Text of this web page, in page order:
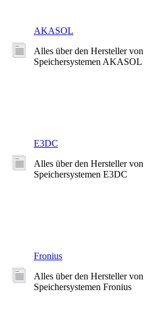
AKASOL
Alles über den Hersteller von
Speichersystemen AKASOL
E3DC
Alles über den Hersteller von
Speichersystemen E3DC
Fronius
Alles über den Hersteller von
Speichersystemen Fronius